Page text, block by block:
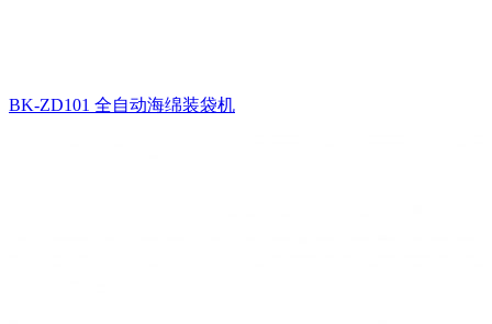
BK-ZD101 全自动海绵装袋机